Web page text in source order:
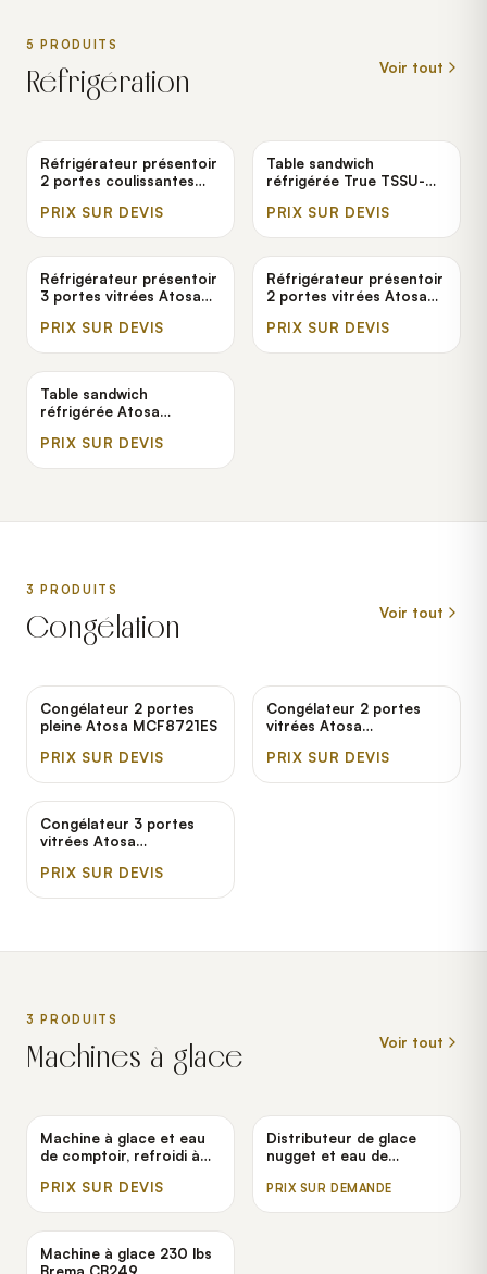
5 PRODUIT S
Réfrigération Voir tout
Réfrigérateur présentoir
2 portes coulissantes
PRIX SUR DEVIS
Table sandwich
réfrigérée True TSSU-
PRIX SUR DEVIS
Réfrigérateur présentoir
3 portes vitrées Atosa
PRIX SUR DEVIS
Réfrigérateur présentoir
2 portes vitrées Atosa
PRIX SUR DEVIS
Table sandwich
réfrigérée Atosa
PRIX SUR DEVIS
3 PRODUIT S
Congélation Voir tout
Congélateur 2 portes
pleine Atosa MCF8721ES
PRIX SUR DEVIS
Congélateur 2 portes
vitrées Atosa
PRIX SUR DEVIS
Congélateur 3 portes
vitrées Atosa
PRIX SUR DEVIS
3 PRODUIT S
Machines à glace Voir tout
Machine à glace et eau
de comptoir, refroidi à
271BAH
PRIX SUR DEVIS
Distributeur de glace
nugget et eau de
CDIW220
PRIX SUR DEMANDE
Machine à glace 230 lbs